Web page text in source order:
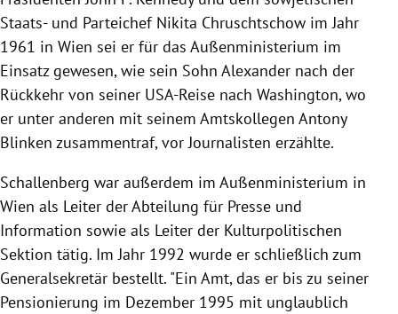
Staats- und Parteichef Nikita Chruschtschow im Jahr
1961 in Wien sei er für das Außenministerium im
Einsatz gewesen, wie sein Sohn Alexander nach der
Rückkehr von seiner USA-Reise nach Washington, wo
er unter anderen mit seinem Amtskollegen Antony
Blinken zusammentraf, vor Journalisten erzählte.
Schallenberg war außerdem im Außenministerium in
Wien als Leiter der Abteilung für Presse und
Information sowie als Leiter der Kulturpolitischen
Sektion tätig. Im Jahr 1992 wurde er schließlich zum
Generalsekretär bestellt. "Ein Amt, das er bis zu seiner
Pensionierung im Dezember 1995 mit unglaublich